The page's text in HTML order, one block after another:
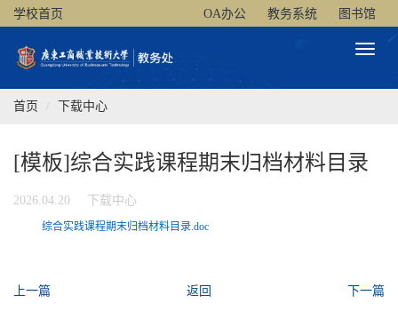
学校首页 OA办公 教务系统 图书馆
Toggle
首页 下载中心
[模板]综合实践课程期末归档材料目录
2026.04.20 下载中心
综合实践课程期末归档材料目录.doc
上一篇 返回 下一篇